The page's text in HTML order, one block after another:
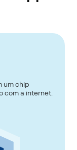
um chip
com a internet.